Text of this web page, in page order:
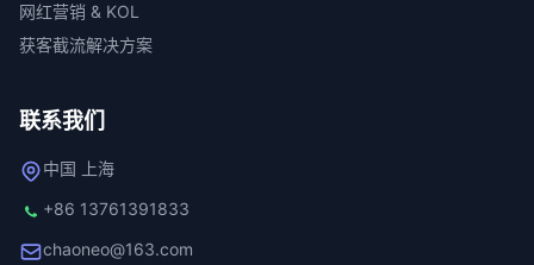
网红营销 & KOL
获客截流解决方案
联系我们
中国 上海
+86 13761391833
chaoneo@163.com